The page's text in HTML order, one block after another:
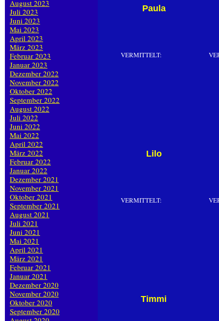
Paula
VERMITTELT:
Lilo
VERMITTELT:
Timmi
August 2023
Juli 2023
Juni 2023
Mai 2023
April 2023
März 2023
Februar 2023
Januar 2023
Dezember 2022
November 2022
Oktober 2022
September 2022
August 2022
Juli 2022
Juni 2022
Mai 2022
April 2022
März 2022
Februar 2022
Januar 2022
Dezember 2021
November 2021
Oktober 2021
September 2021
August 2021
Juli 2021
Juni 2021
Mai 2021
April 2021
März 2021
Februar 2021
Januar 2021
Dezember 2020
November 2020
Oktober 2020
September 2020